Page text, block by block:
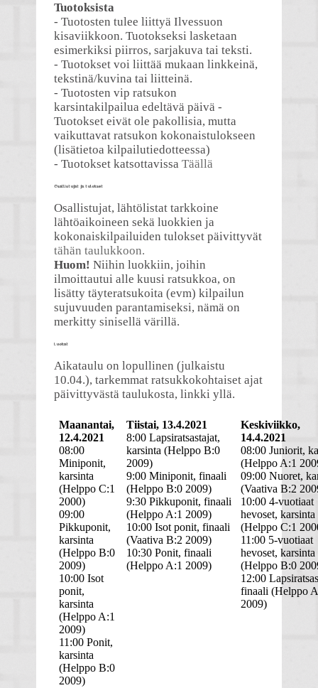
Tuotoksista
- Tuotosten tulee liittyä Ilvessuon
kisaviikkoon. Tuotokseksi lasketaan
esimerkiksi piirros, sarjakuva tai teksti.
- Tuotokset voi liittää mukaan linkkeinä,
tekstinä/kuvina tai liitteinä.
- Tuotosten vip ratsukon
karsintakilpailua edeltävä päivä -
Tuotokset eivät ole pakollisia, mutta
vaikuttavat ratsukon kokonaistulokseen
(lisätietoa kilpailutiedotteessa)
- Tuotokset katsottavissaTäällä
Osallistujat ja tulokset
Osallistujat, lähtölistat tarkkoine
lähtöaikoineen sekä luokkien ja
kokonaiskilpailuiden tulokset päivittyvät
tähän taulukkoon.
Huom! Niihin luokkiin, joihin
ilmoittautui alle kuusi ratsukkoa, on
lisätty täyteratsukoita (evm) kilpailun
sujuvuuden parantamiseksi, nämä on
merkitty sinisellä värillä.
Luokat
Aikataulu on lopullinen (julkaistu
10.04.), tarkemmat ratsukkokohtaiset ajat
päivittyvästä taulukosta, linkki yllä.
Maanantai,
12.4.2021
08:00
Miniponit,
karsinta
(Helppo C:1
2000)
09:00
Pikkuponit,
karsinta
(Helppo B:0
2009)
10:00 Isot
ponit,
karsinta
(Helppo A:1
2009)
11:00 Ponit,
karsinta
(Helppo B:0
2009)
Tiistai, 13.4.2021
8:00 Lapsiratsastajat,
karsinta (Helppo B:0
2009)
9:00 Miniponit, finaali
(Helppo B:0 2009)
9:30 Pikkuponit, finaali
(Helppo A:1 2009)
10:00 Isot ponit, finaali
(Vaativa B:2 2009)
10:30 Ponit, finaali
(Helppo A:1 2009)
Keskiviikko,
14.4.2021
08:00 Juniorit,
(Helppo A:1
09:00 Nuoret,
(Vaativa B:2
10:00 4-vuotiaat
hevoset, karsinta
(Helppo C:1
11:00 5-vuotiaat
hevoset, karsinta
(Helppo B:0
12:00
finaali (Helppo
2009)